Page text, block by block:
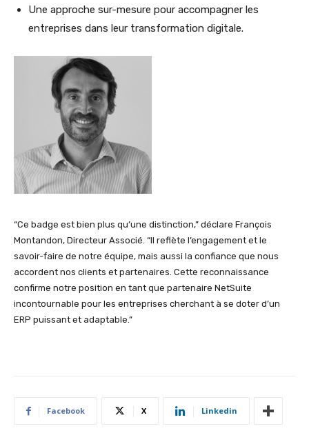
Une approche sur-mesure pour accompagner les
entreprises dans leur transformation digitale.
“Ce badge est bien plus qu’une distinction,” déclare François
Montandon, Directeur Associé. “Il reflète l’engagement et le
savoir-faire de notre équipe, mais aussi la confiance que nous
accordent nos clients et partenaires. Cette reconnaissance
confirme notre position en tant que partenaire NetSuite
incontournable pour les entreprises cherchant à se doter d’un
ERP puissant et adaptable.”
Facebook X Linkedin